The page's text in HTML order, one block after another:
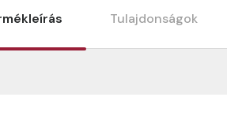
Tulajdonságok